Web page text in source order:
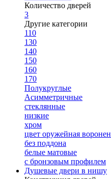
Количество дверей
3
Другие категории
110
130
140
150
160
170
Полукруглые
Асимметричные
стеклянные
низкие
хром
цвет оружейная
без поддона
белые матовые
с бронзовым профилем
Душевые двери в нишу